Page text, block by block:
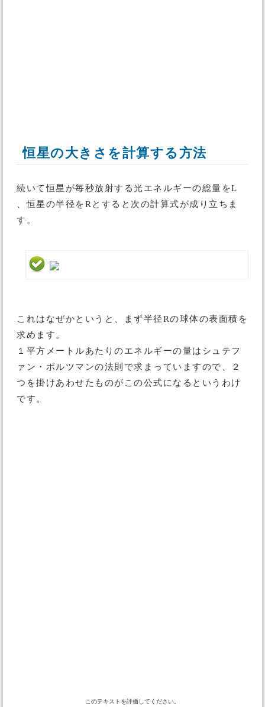
恒星の大きさを計算する方法
続いて恒星が毎秒放射する光エネルギーの総量をL
、恒星の半径をRとすると次の計算式が成り立ちま
す。
これはなぜかというと、まず半径Rの球体の表面積を
求めます。
１平方メートルあたりのエネルギーの量はシュテフ
ァン・ボルツマンの法則で求まっていますので、２
つを掛けあわせたものがこの公式になるというわけ
です。
このテキストを評価してください。